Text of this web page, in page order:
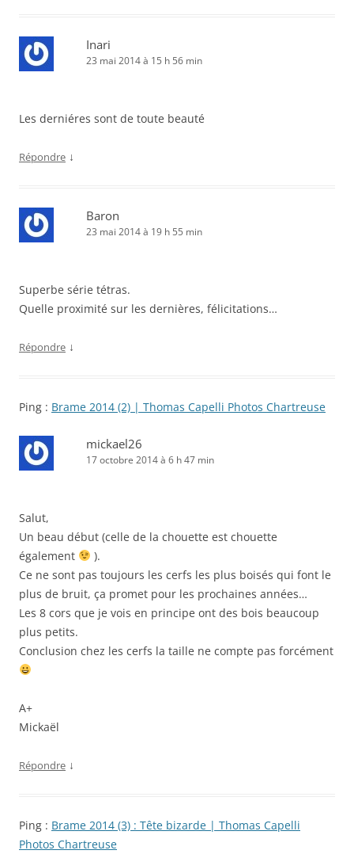
Inari
23 mai 2014 à 15 h 56 min
Les derniéres sont de toute beauté
Répondre ↓
Baron
23 mai 2014 à 19 h 55 min
Superbe série tétras.
Quelle proximité sur les dernières, félicitations…
Répondre ↓
Ping : Brame 2014 (2) | Thomas Capelli Photos Chartreuse
mickael26
17 octobre 2014 à 6 h 47 min
Salut,
Un beau début (celle de la chouette est chouette
également
).
Ce ne sont pas toujours les cerfs les plus boisés qui font le
plus de bruit, ça promet pour les prochaines années…
Les 8 cors que je vois en principe ont des bois beaucoup
plus petits.
Conclusion chez les cerfs la taille ne compte pas forcément
A+
Mickaël
Répondre ↓
Ping : Brame 2014 (3) : Tête bizarde | Thomas Capelli
Photos Chartreuse